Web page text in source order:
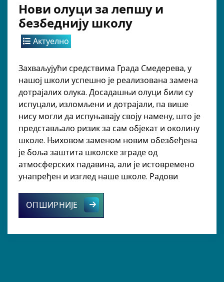
Нови олуци за лепшу и
безбеднију школу
Актуелно
Захваљујући средствима Града Смедерева, у
нашој школи успешно је реализована замена
дотрајалих олука. Досадашњи олуци били су
испуцали, изломљени и дотрајали, па више
нису могли да испуњавају своју намену, што је
представљало ризик за сам објекат и околину
школе. Њиховом заменом новим обезбеђена
је боља заштита школске зграде од
атмосферских падавина, али је истовремено
унапређен и изглед наше школе. Радови
ОПШИРНИЈЕ Нови олуци за лепшу и безбеднију